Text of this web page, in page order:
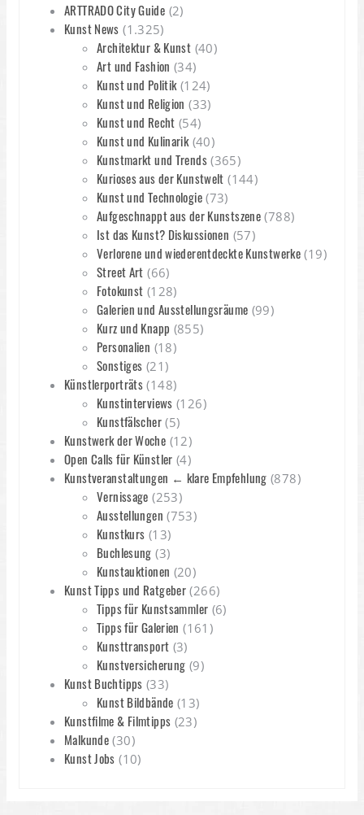
ARTTRADO City Guide (2)
Kunst News (1.325)
Architektur & Kunst (40)
Art und Fashion (34)
Kunst und Politik(124)
Kunst und Religion (33)
Kunst und Recht (54)
Kunst und Kulinarik(40)
Kunstmarkt und Trends(365)
Kurioses aus der Kunstwelt (144)
Kunst und Technologie(73)
Aufgeschnappt aus der Kunstszene (788)
Ist das Kunst? Diskussionen (57)
Verlorene und wiederentdeckte Kunstwerke (19)
Street Art (66)
Fotokunst (128)
Galerien und Ausstellungsräume (99)
Kurz und Knapp (855)
Personalien (18)
Sonstiges (21)
Künstlerporträts (148)
Kunstinterviews (126)
Kunstfälscher(5)
Kunstwerk der Woche (12)
Open Calls für Künstler (4)
Kunstveranstaltungen ← klare Empfehlung (878)
Vernissage (253)
Ausstellungen (753)
Kunstkurs (13)
Buchlesung (3)
Kunstauktionen (20)
Kunst Tipps und Ratgeber (266)
Tipps für Kunstsammler (6)
Tipps für Galerien (161)
Kunsttransport (3)
Kunstversicherung (9)
Kunst Buchtipps (33)
Kunst Bildbände (13)
Kunstfilme & Filmtipps (23)
Malkunde (30)
Kunst Jobs (10)